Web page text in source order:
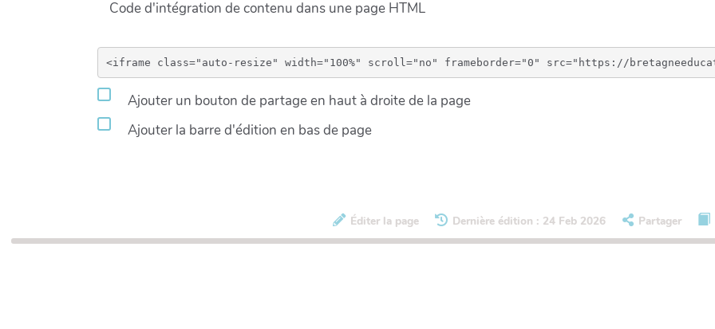
Code d'intégration de contenu dans une page HTML
Ajouter un bouton de partage en haut à droite de la page
Ajouter la barre d'édition en bas de page
Éditer la page Dernière édition : 24 Feb 2026 Partager